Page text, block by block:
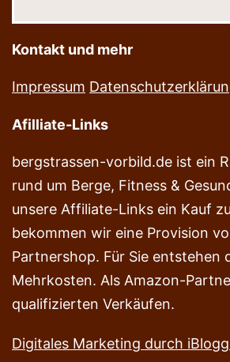
Kontakt und mehr
Impressum
Afilliate-Links
bergstrassen-vorbild.de ist ein
rund um Berge, Fitness &
unsere Affiliate-Links ein Kauf
bekommen wir eine Provision
Partnershop. Für Sie entstehen
Mehrkosten. Als Amazon-
qualifizierten Verkäufen.
Digitales Marketing durch